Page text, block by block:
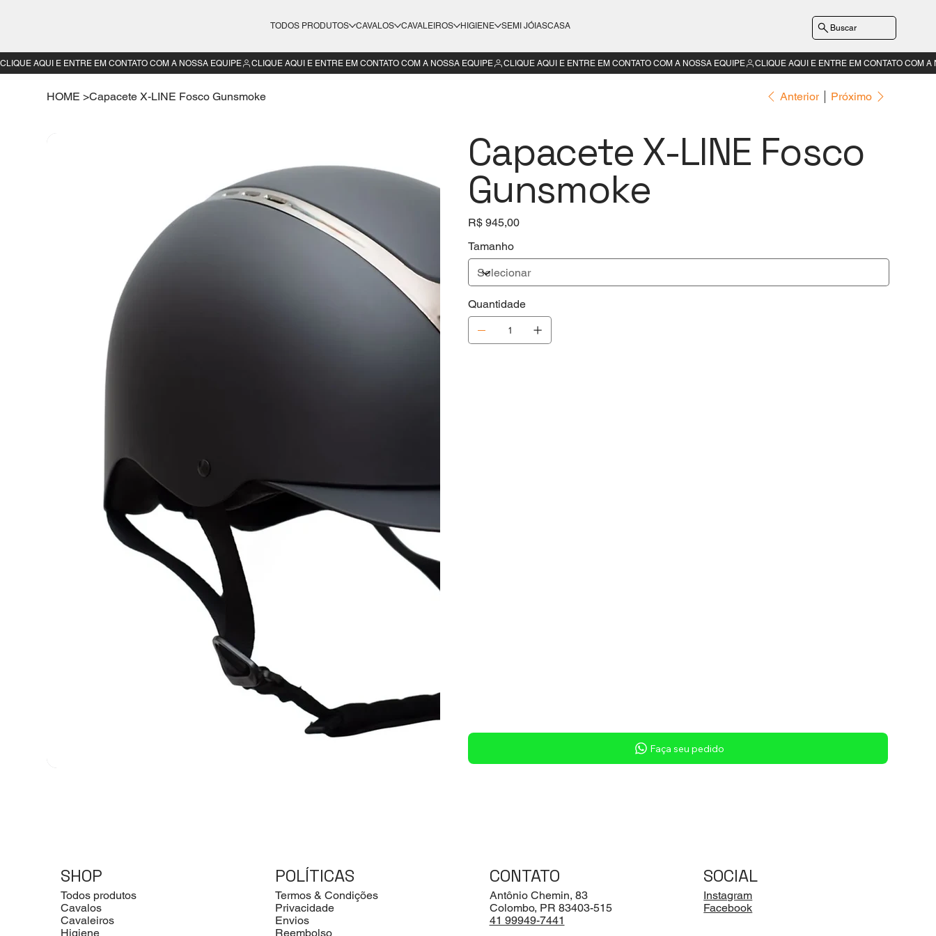
TODOS PRODUTOS CAVALOS CAVALEIROS HIGIENE SEMI JÓIASCASA Buscar
HOME >Capacete X-LINE Fosco Gunsmoke Anterior Próximo
Capacete X-LINE Fosco
Gunsmoke
Preço
R$ 945,00
Tamanho
Quantidade
Faça seu pedido
CLIQUE AQUI E ENTRE EM CONTATO COM A NOSSA EQUIPE
SHOP
Todos produtos
Cavalos
Cavaleiros
Higiene
POLÍTICAS
Termos & Condições
Privacidade
Envios
Reembolso
CONTATO
Antônio Chemin, 83
Colombo, PR 83403-515
41 99949-7441
SOCIAL
Instagram
Facebook